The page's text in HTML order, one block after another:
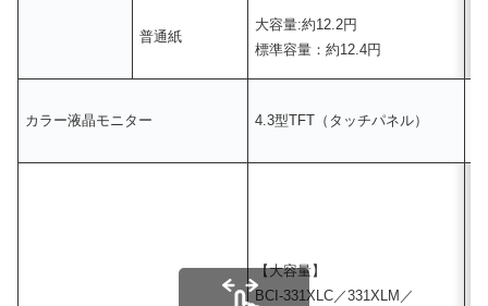
普通紙
大容量:約12.2円
標準容量：約12.4円
カラー液晶モニター 4.3型TFT（タッチパネル）
【大容量】
BCI-331XLC／331XLM／